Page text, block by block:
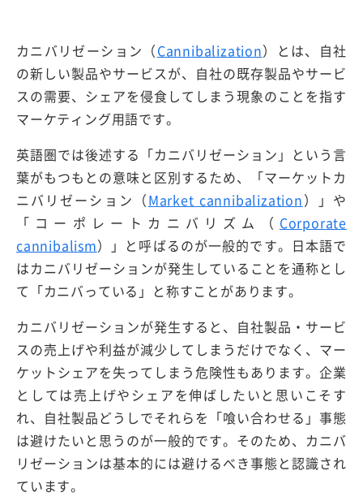
カニバリゼーション（Cannibalization）とは、自社
の新しい製品やサービスが、自社の既存製品やサービ
スの需要、シェアを侵食してしまう現象のことを指す
マーケティング用語です。
英語圏では後述する「カニバリゼーション」という言
葉がもつもとの意味と区別するため、「マーケットカ
ニバリゼーション（Market cannibalization）」や
「コーポレートカニバリズム（ Corporate
cannibalism）」と呼ばるのが一般的です。日本語で
はカニバリゼーションが発生していることを通称とし
て「カニバっている」と称すことがあります。
カニバリゼーションが発生すると、自社製品・サービ
スの売上げや利益が減少してしまうだけでなく、マー
ケットシェアを失ってしまう危険性もあります。企業
としては売上げやシェアを伸ばしたいと思いこそす
れ、自社製品どうしでそれらを「喰い合わせる」事態
は避けたいと思うのが一般的です。そのため、カニバ
リゼーションは基本的には避けるべき事態と認識され
ています。